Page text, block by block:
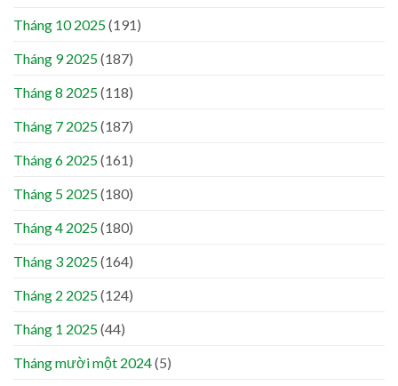
Tháng 10 2025(191)
Tháng 9 2025(187)
Tháng 8 2025(118)
Tháng 7 2025(187)
Tháng 6 2025(161)
Tháng 5 2025(180)
Tháng 4 2025(180)
Tháng 3 2025(164)
Tháng 2 2025(124)
Tháng 1 2025(44)
Tháng mười một 2024(5)